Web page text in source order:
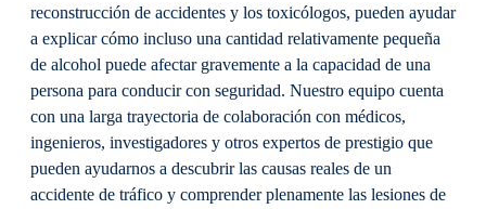
reconstrucción de accidentes y los toxicólogos, pueden ayudar
a explicar cómo incluso una cantidad relativamente pequeña
de alcohol puede afectar gravemente a la capacidad de una
persona para conducir con seguridad. Nuestro equipo cuenta
con una larga trayectoria de colaboración con médicos,
ingenieros, investigadores y otros expertos de prestigio que
pueden ayudarnos a descubrir las causas reales de un
accidente de tráfico y comprender plenamente las lesiones de